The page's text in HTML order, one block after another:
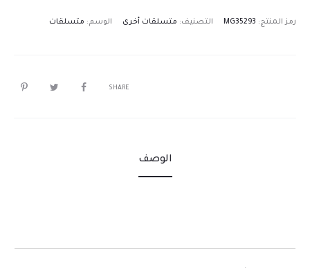
رمز المنتج: MG35293 التصنيف: متسلقات أخرى الوسم: متسلقات
SHARE
الوصف